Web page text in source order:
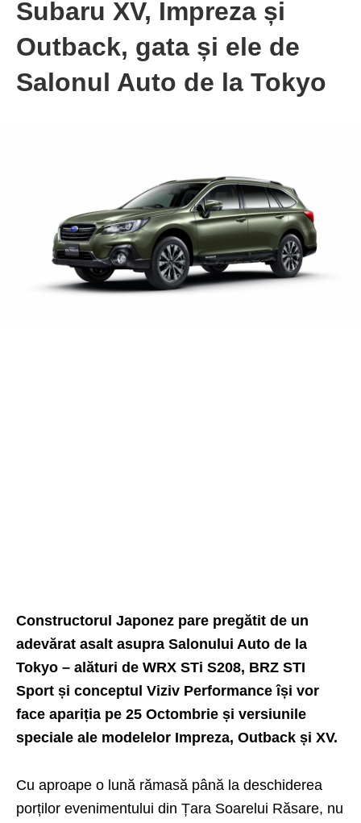
Subaru XV, Impreza și
Outback, gata și ele de
Salonul Auto de la Tokyo
Constructorul Japonez pare pregătit de un
adevărat asalt asupra Salonului Auto de la
Tokyo – alături de WRX STi S208, BRZ STI
Sport și conceptul Viziv Performance își vor
face apariția pe 25 Octombrie și versiunile
speciale ale modelelor Impreza, Outback și XV.
Cu aproape o lună rămasă până la deschiderea
porților evenimentului din Țara Soarelui Răsare, nu